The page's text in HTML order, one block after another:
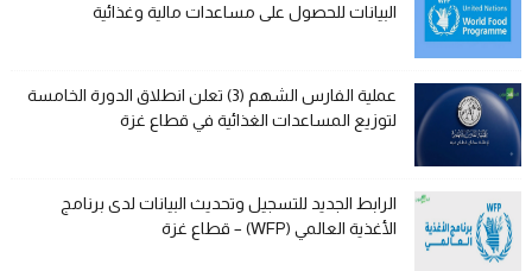
البيانات للحصول على مساعدات مالية وغذائية
عملية الفارس الشهم (3) تعلن انطلاق الدورة الخامسة
لتوزيع المساعدات الغذائية في قطاع غزة
الرابط الجديد للتسجيل وتحديث البيانات لدى برنامج
الأغذية العالمي (WFP) – قطاع غزة